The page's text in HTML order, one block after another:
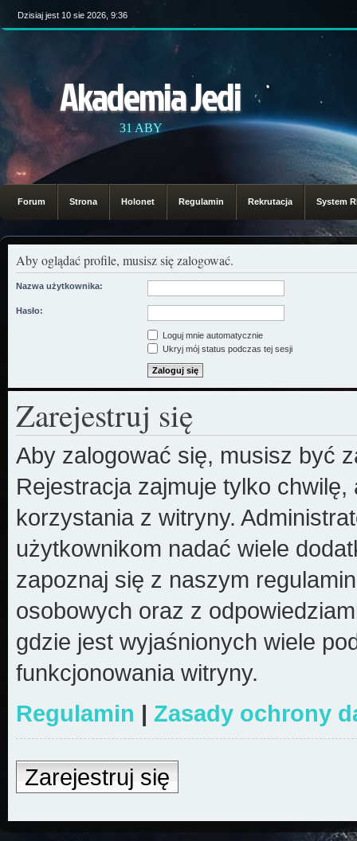
Dzisiaj jest 10 sie 2026, 9:36
Akademia Jedi
31 ABY
Forum Strona Holonet Regulamin Rekrutacja System
Aby oglądać profile, musisz się zalogować.
Nazwa użytkownika:
Hasło:
Loguj mnie automatycznie
Ukryj mój status podczas tej sesji
Zarejestruj się
Aby zalogować się, musisz być
Rejestracja zajmuje tylko
korzystania z witryny.
użytkownikom nadać wiele
zapoznaj się z naszym
osobowych oraz z
gdzie jest wyjaśnionych wiele
funkcjonowania witryny.
Regulamin | Zasady ochrony
Zarejestruj się